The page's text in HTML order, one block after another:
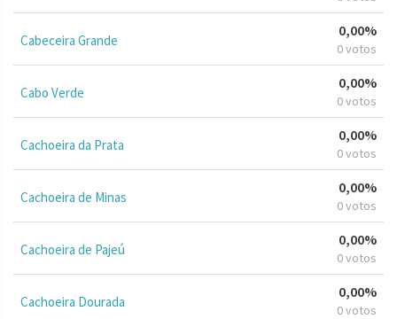
Cabeceira Grande
0,00%
0 votos
Cabo Verde
0,00%
0 votos
Cachoeira da Prata
0,00%
0 votos
Cachoeira de Minas
0,00%
0 votos
Cachoeira de Pajeú
0,00%
0 votos
Cachoeira Dourada
0,00%
0 votos